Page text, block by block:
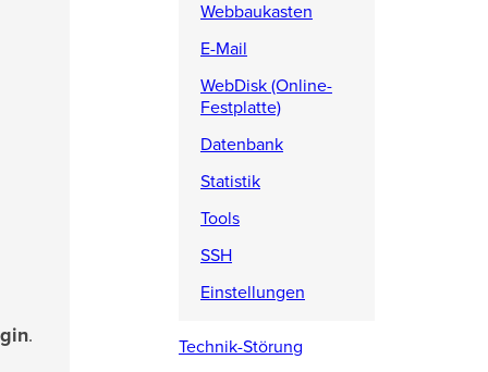
.
Webbaukasten
E-Mail
WebDisk (Online-
Festplatte)
Datenbank
Statistik
Tools
SSH
Einstellungen
Technik-Störung